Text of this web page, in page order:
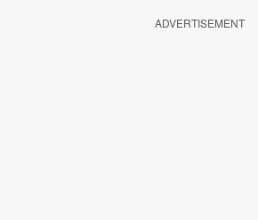
ADVERTISEMENT